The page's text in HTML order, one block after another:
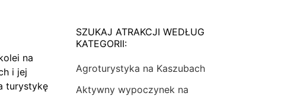
na
i jej
turystykę
SZUKAJ ATRAKCJI WEDŁUG
KATEGORII:
Agroturystyka na Kaszubach
Aktywny wypoczynek na